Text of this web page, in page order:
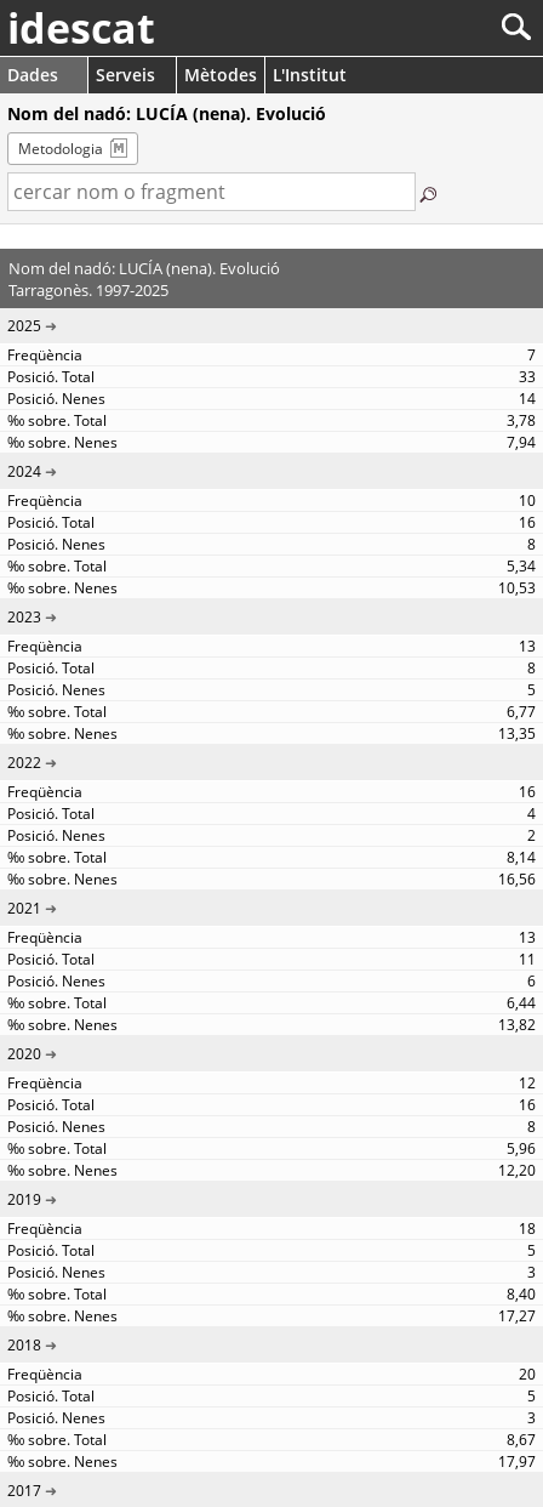
idescat
Dades Serveis Mètodes
L'Institut
Nom del nadó: LUCÍA (nena). Evolució
Metodologia
Nom del nadó: LUCÍA (nena). Evolució
Tarragonès. 1997-2025
2025
7
33
14
3,78
7,94
2024
10
16
8
5,34
10,53
2023
13
8
5
6,77
13,35
2022
16
4
2
8,14
16,56
2021
13
11
6
6,44
13,82
2020
12
16
8
5,96
12,20
2019
18
5
3
8,40
17,27
2018
20
5
3
8,67
17,97
2017